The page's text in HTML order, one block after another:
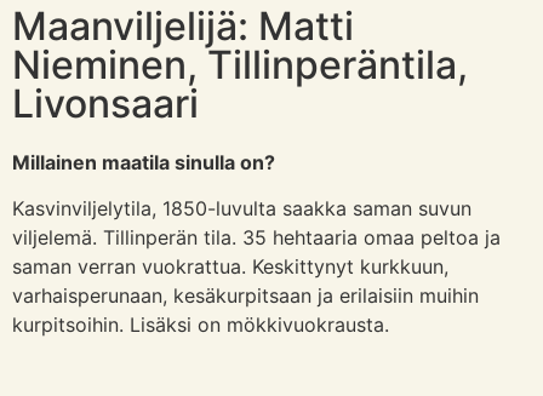
Maanviljelijä: Matti
Nieminen, Tillinperäntila,
Livonsaari
Millainen maatila sinulla on?
Kasvinviljelytila, 1850-luvulta saakka saman suvun
viljelemä. Tillinperän tila. 35 hehtaaria omaa peltoa ja
saman verran vuokrattua. Keskittynyt kurkkuun,
varhaisperunaan, kesäkurpitsaan ja erilaisiin muihin
kurpitsoihin. Lisäksi on mökkivuokrausta.